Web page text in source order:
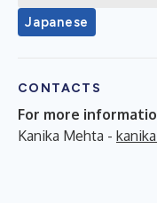
Japanese
CONTACTS
For more
Kanika Mehta -